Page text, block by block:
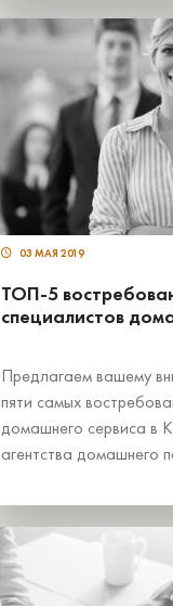
03 МАЯ 2019
ТОП-5
специалистов
Предлагаем вашему
пяти самых
домашнего сервиса в
агентства домашнего